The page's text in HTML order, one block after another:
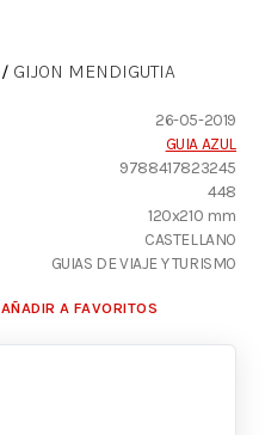
/ GIJON MENDIGUTIA
26-05-2019
GUIA AZUL
9788417823245
448
120x210 mm
CASTELLANO
GUIAS DE VIAJE Y TURISMO
AÑADIR A FAVORITOS